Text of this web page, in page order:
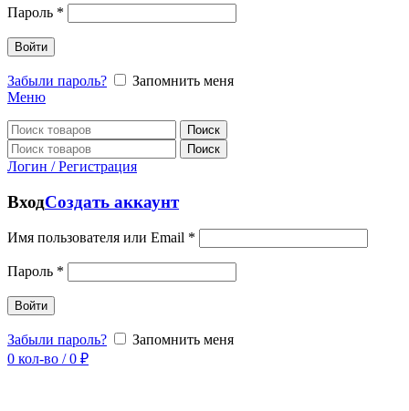
Пароль *
Войти
Забыли пароль?
Запомнить меня
Меню
Поиск
Поиск
Логин / Регистрация
ВходСоздать аккаунт
Имя пользователя или Email *
Пароль *
Войти
Забыли пароль?
Запомнить меня
0 кол-во / 0 ₽